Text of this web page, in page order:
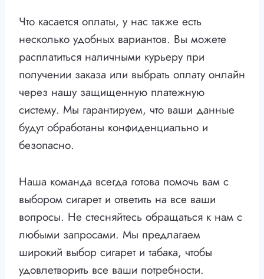
Что касается оплаты, у нас также есть
несколько удобных вариантов. Вы можете
расплатиться наличными курьеру при
получении заказа или выбрать оплату онлайн
через нашу защищенную платежную
систему. Мы гарантируем, что ваши данные
будут обработаны конфиденциально и
безопасно.
Наша команда всегда готова помочь вам с
выбором сигарет и ответить на все ваши
вопросы. Не стесняйтесь обращаться к нам с
любыми запросами. Мы предлагаем
широкий выбор сигарет и табака, чтобы
удовлетворить все ваши потребности.